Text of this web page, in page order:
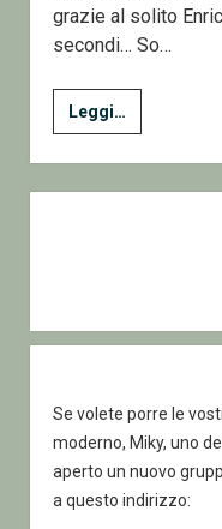
grazie al solito
secondi… So…
Leggi…
codice
unsafe
in
Se volete porre le
moderno, Miky, uno
aperto un nuovo
a questo indirizzo: